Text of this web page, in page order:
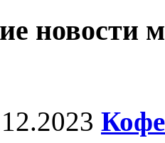
новости